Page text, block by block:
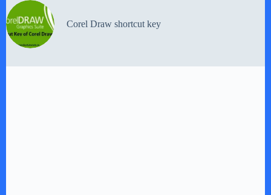
Corel Draw shortcut key